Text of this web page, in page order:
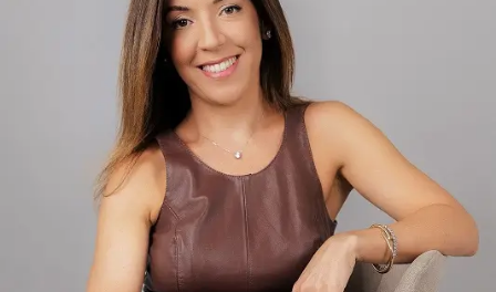
traria angústia e aflição.
Protocolado em 2023, o texto de Crivella foi,
inicialmente, apelidade de “anistia light” por abarcar
apenas manifestantes que se envolveram nos atos de 8
de Janeiro e não depredaram patrimônio público nem
atacaram policiais. Após a condenação de Bolsonaro e de
aliados do ex-presidente, o texto ganhou uma nova
discussão na Câmara…